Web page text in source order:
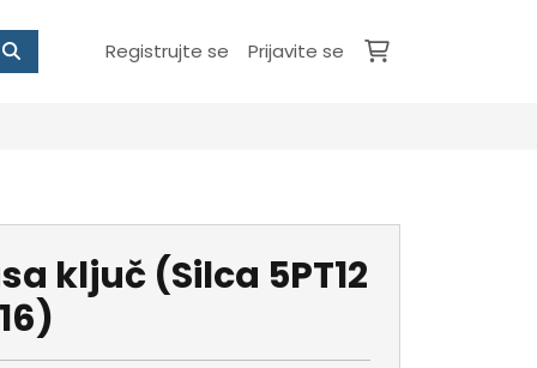
Registrujte se Prijavite se
ključ (Silca 5PT12